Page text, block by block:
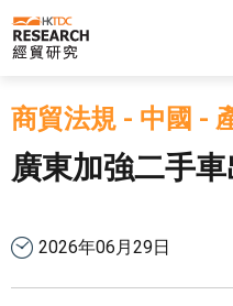
跳至主要內容
商貿法規 - 中國 -
廣東加強二手
2026年06月29日